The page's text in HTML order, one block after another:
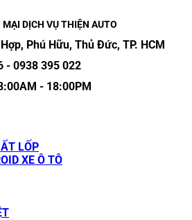
DỊCH VỤ THIỆN AUTO
Phú Hữu, Thủ Đức, TP. HCM
- 0938 395 022
- 18:00PM
LỐP
XE Ô TÔ